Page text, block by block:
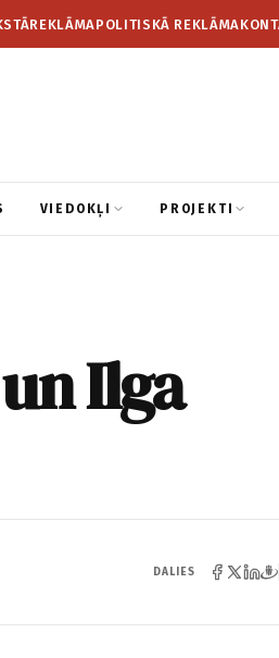
REKLĀMAPOLITISKĀ REKLĀMA
VIEDOKĻI PROJEKTI
Ilga
DALIES